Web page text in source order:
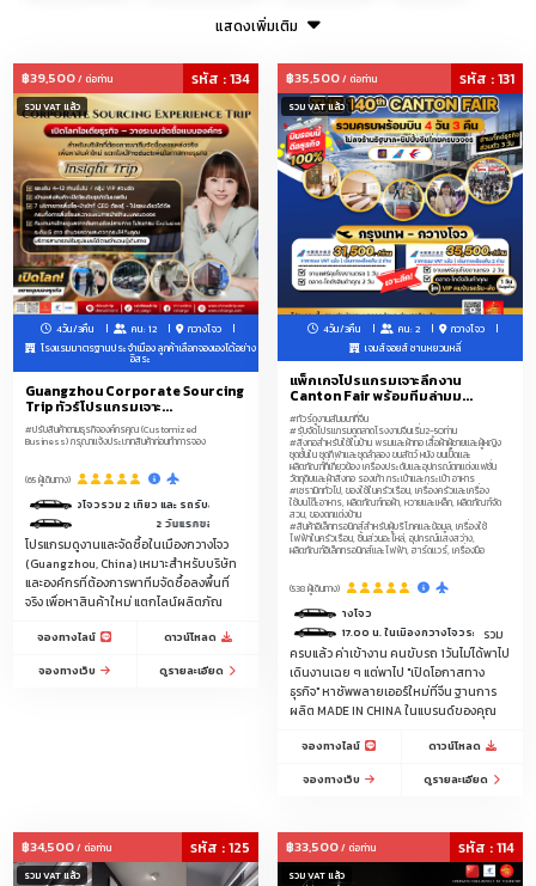
อุปกรณ์โทรศัพท์มือถือ ของใช้สัตว์เลี้ยง
อุปกรณ์เสริมความงาม ผ้าปูที่นอน เครื่องประดับ
ชุดชั้นในชายหญิงและเด็ก ชุดนอน แพคเกจจิ้ง โซล่าเซลล์
โทรศัพท์มือถือ คอมพิวเตอร์ อุปกรณ์แคมปิ้ง
อุปกรณ์แต่งร้าน-ราวแขวน-หุ่น--ป้ายtagแบรนด์เสื้อผ้า-แพคเกจจิ้ง-ถุง
ผ้าม้วน ของใช้ของเล่นเด็ก ทัวร์ดูงานสัมมนาที่จีน
รับจัดโปรแกรมดูตลาดโรงงานจีนเริ่ม2-50ท่าน
Hirono, LiLiOS, SKULLPANDA, Teletubbies, molly, labubu, Crybabe,
POPMART, Popbeans
โกดังลับARTTOY (ขายถูกกว่าช้อป)
เพชรแท้+เพชรแล๊บ-เพชรLAB-CVD-เพชรโมซาไนต์-โมอีส+เพชรจิว
สิ่งทอสำหรับใช้ในบ้าน พรมและผ้าทอ เสื้อผ้าผู้ชายและผู้หญิง ชุดชั้นใน ชุดกีฬาและ
ชุดลำลอง ขนสัตว์ หนัง ขนเป็ดและผลิตภัณฑ์ที่เกี่ยวข้อง เครื่องประดับและอุปกรณ์
ตกแต่งแฟชั่น วัตถุดิบและผ้าสิ่งทอ รองเท้า กระเป๋าและกระเป๋า อาหาร
ผลิตภัณฑ์กีฬา การเดินทางและสันทนาการ ยา ผลิตภัณฑ์เพื่อสุขภาพและอุปกรณ์
การแพทย์ ผลิตภัณฑ์และอาหารสำหรับสัตว์เลี้ยง เครื่องใช้ในห้องน้ำ ผลิตภัณฑ์ดูแล
ส่วนบุคคล เครื่องใช้สำนักงาน ของเล่น เสื้อผ้าเด็ก ผลิตภัณฑ์สำหรับเด็ก ทารกและ
เซรามิกทั่วไป, ของใช้ในครัวเรือน, เครื่องครัวและเครื่องใช้บนโต๊ะอาหาร, ผลิตภัณฑ์
ทอผ้า, หวายและเหล็ก, ผลิตภัณฑ์จัดสวน, ของตกแต่งบ้าน
นาฬิกา, นาฬิกาข้อมือและเครื่องมือออปติก, วัสดุก่อสร้างและตกแต่ง, อุปกรณ์
สินค้าอิเล็กทรอนิกส์สำหรับผู้บริโภคและข้อมูล, เครื่องใช้ไฟฟ้าในครัวเรือน, ชิ้นส่วน
อะไหล่, อุปกรณ์แสงสว่าง, ผลิตภัณฑ์อิเล็กทรอนิกส์และไฟฟ้า, ฮาร์ดแวร์, เครื่อง
แสดงเพิ่มเติม
฿39,500/ ต่อท่าน
รวม VAT แล้ว
รหัส : 134
4วัน/3คืน คน: 12
กวางโจว
โรงแรมมาตรฐานประจำเมือง ลูกค้าเลือกจองเองได้อย่าง
อิสระ
Guangzhou Corporate Sourcing
Trip ทัวร์โปรแกรมเจาะ...
#ปรับสินค้าตามธุรกิจองค์กรคุณ (Customized
Business) กรุณาแจ้งประเภทสินค้าก่อนทำการจอง
(65 ผู้เดินทาง)
ดาวกวางโจวรวม 2 เที่ยว และ รถรับส่งระหว่างวันตามโปรแกรมที่กำหนด
2 วันแรกของการดีลงานมีคนขับรถรับ-ส่งบริการ 1 วัน 9.00-18.00 น.
โปรแกรมดูงานและจัดซื้อในเมืองกวางโจว
(Guangzhou, China) เหมาะสำหรับบริษัท
และองค์กรที่ต้องการพาทีมจัดซื้อลงพื้นที่
จริง เพื่อหาสินค้าใหม่ แตกไลน์ผลิตภัณ
จองทางไลน์
ดาวน์โหลด
จองทางเว็บ
ดูรายละเอียด
฿35,500/ ต่อท่าน
รวม VAT แล้ว
รหัส : 131
4วัน/3คืน คน: 2
กวางโจว
เจมส์จอยส์ ซานหยวนหลี่
แพ็กเกจโปรแกรมเจาะลึกงาน
Canton Fair พร้อมทีมล่ามม...
#ทัวร์ดูงานสัมมนาที่จีน
#รับจัดโปรแกรมดูตลาดโรงงานจีนเริ่ม2-50ท่าน
#สิ่งทอสำหรับใช้ในบ้าน พรมและผ้าทอ เสื้อผ้าผู้ชายและผู้หญิง
ชุดชั้นใน ชุดกีฬาและชุดลำลอง ขนสัตว์ หนัง ขนเป็ดและ
ผลิตภัณฑ์ที่เกี่ยวข้อง เครื่องประดับและอุปกรณ์ตกแต่งแฟชั่น
วัตถุดิบและผ้าสิ่งทอ รองเท้า กระเป๋าและกระเป๋า อาหาร
#เซรามิกทั่วไป, ของใช้ในครัวเรือน, เครื่องครัวและเครื่อง
ใช้บนโต๊ะอาหาร, ผลิตภัณฑ์ทอผ้า, หวายและเหล็ก, ผลิตภัณฑ์จัด
สวน, ของตกแต่งบ้าน
#สินค้าอิเล็กทรอนิกส์สำหรับผู้บริโภคและข้อมูล, เครื่องใช้
ไฟฟ้าในครัวเรือน, ชิ้นส่วนอะไหล่, อุปกรณ์แสงสว่าง,
ผลิตภัณฑ์อิเล็กทรอนิกส์และไฟฟ้า, ฮาร์ดแวร์, เครื่องมือ
(538 ผู้เดินทาง)
วันที่เดินงานกับล่าม/ไกด์ มีคนขับรถบริการรับส่งระหว่างวัน 9.00-17.00 น. ในเมืองกวางโจวระยะทางไม่เกิน
รวม
ครบแล้ว ค่าเข้างาน คนขับรถ 1วันไม่ได้พาไป
เดินงานเฉย ๆ แต่พาไป "เปิดโอกาสทาง
ธุรกิจ" หาซัพพลายเออร์ใหม่ที่จีน ฐานการ
ผลิต MADE IN CHINA ในแบรนด์ของคุณ
จองทางไลน์
ดาวน์โหลด
จองทางเว็บ
ดูรายละเอียด
฿34,500/ ต่อท่าน
รวม VAT แล้ว
รหัส : 125 ฿33,500/ ต่อท่าน
รวม VAT แล้ว
รหัส : 114